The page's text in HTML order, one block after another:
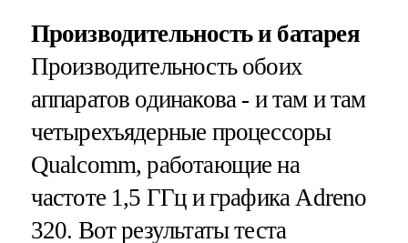
Производительность и батарея
Производительность обоих
аппаратов одинакова - и там и там
четырехъядерные процессоры
Qualcomm, работающие на
частоте 1,5 ГГц и графика Adreno
320. Вот результаты теста